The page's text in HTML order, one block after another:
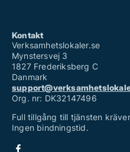
Kontakt
Verksamhetslokaler.se
Mynstersvej 3
1827 Frederiksberg C
Danmark
Org. nr: DK32147496
Full tillgång till tjänsten
Ingen bindningstid.